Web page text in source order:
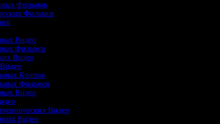
Фильмов
Фильмов
Видео
Фильмов
Видео
Клипов
Фильмов
Видео
Видео
Видео